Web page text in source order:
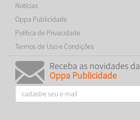
Notícias
Oppa Publicidade
Política de Privacidade
Termos de Uso e Condições
Receba as novidades da
Oppa Publicidade